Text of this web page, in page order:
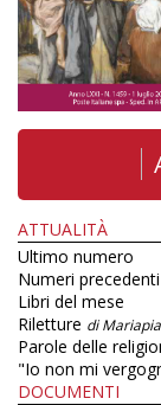
ATTUALITÀ
Ultimo numero
Numeri precedenti
Libri del mese
Riletture di
Parole delle
"Io non mi
DOCUMENTI